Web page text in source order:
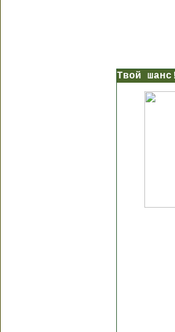
Твой шанс!